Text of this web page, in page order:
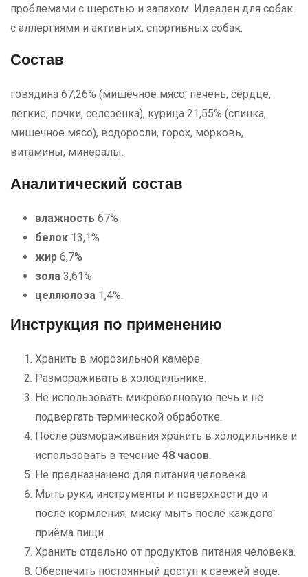
проблемами с шерстью и запахом. Идеален для собак
с аллергиями и активных, спортивных собак.
Состав
говядина 67,26% (мишечное мясо, печень, сердце,
легкие, почки, селезенка), курица 21,55% (спинка,
мишечное мясо), водоросли, горох, морковь,
витамины, минералы.
Аналитический состав
влажность 67%
белок 13,1%
жир 6,7%
зола 3,61%
целлюлоза 1,4%.
Инструкция по применению
Хранить в морозильной камере.
Размораживать в холодильнике.
Не использовать микроволновую печь и не
подвергать термической обработке.
После размораживания хранить в холодильнике и
использовать в течение 48 часов.
Не предназначено для питания человека.
Мыть руки, инструменты и поверхности до и
после кормления; миску мыть после каждого
приёма пищи.
Хранить отдельно от продуктов питания человека.
Обеспечить постоянный доступ к свежей воде.